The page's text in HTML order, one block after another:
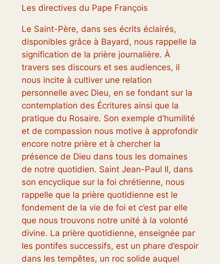
Les directives du Pape François
Le Saint-Père, dans ses écrits éclairés,
disponibles grâce à Bayard, nous rappelle la
signification de la prière journalière. À
travers ses discours et ses audiences, il
nous incite à cultiver une relation
personnelle avec Dieu, en se fondant sur la
contemplation des Écritures ainsi que la
pratique du Rosaire. Son exemple d’humilité
et de compassion nous motive à approfondir
encore notre prière et à chercher la
présence de Dieu dans tous les domaines
de notre quotidien. Saint Jean-Paul II, dans
son encyclique sur la foi chrétienne, nous
rappelle que la prière quotidienne est le
fondement de la vie de foi et c’est par elle
que nous trouvons notre unité à la volonté
divine. La prière quotidienne, enseignée par
les pontifes successifs, est un phare d’espoir
dans les tempêtes, un roc solide auquel